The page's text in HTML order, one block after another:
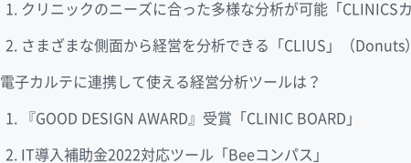
クリニックのニーズに合った多様な分析が可能「CLINICS
さまざまな側面から経営を分析できる「CLIUS」（Donuts）
電子カルテに連携して使える経営分析ツールは？
『GOOD DESIGN AWARD』受賞「CLINIC BOARD」
IT導入補助金2022対応ツール「Beeコンパス」